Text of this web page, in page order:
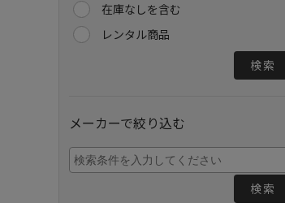
在庫なしを含む
レンタル商品
検索
メーカーで絞り込む
検索